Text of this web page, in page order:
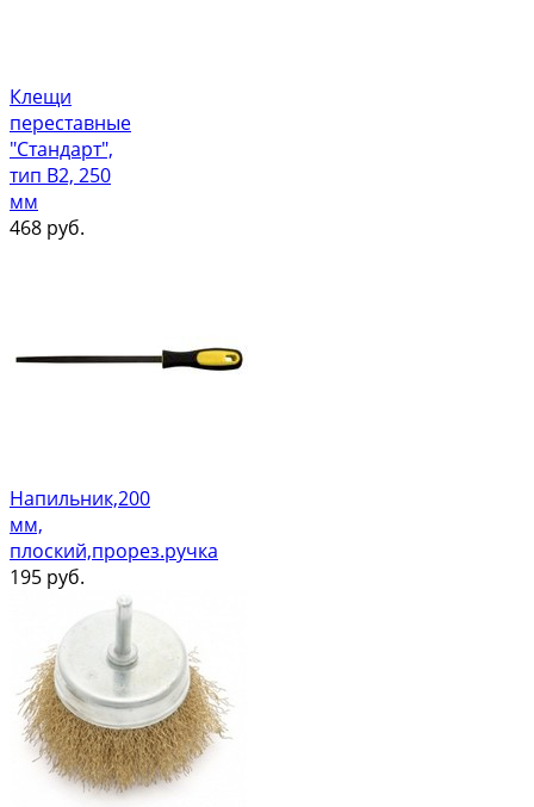
Клещи
переставные
"Стандарт",
тип В2, 250
мм
468 руб.
Напильник,200
мм,
плоский,прорез.ручка
195 руб.